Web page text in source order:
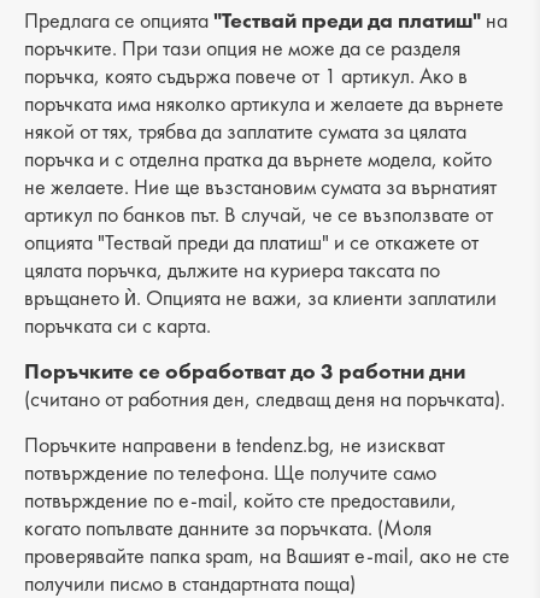
Категория: обувки
Лицев материал: естествена кожа
Хастар: еко кожа
Ходило/Подметка: равна
Вид стелка: естествена кожа
Височина на тока: -
Височина подметка: 2 cm
Височина на платформата : 2 cm
Разстояние от петата до горната част: 6 cm
Обиколка на прасеца: -
Предлага се опцията"Тествай преди да платиш" на
поръчките. При тази опция не може да се разделя
поръчка, която съдържа повече от 1 артикул. Ако в
поръчката има няколко артикула и желаете да върнете
някой от тях, трябва да заплатите сумата за цялата
поръчка и с отделна пратка да върнете модела, който
не желаете. Ние ще възстановим сумата за върнатият
артикул по банков път. В случай, че се възползвате от
опцията "Тествай преди да платиш" и се откажете от
цялата поръчка, дължите на куриера таксата по
връщането ѝ. Опцията не важи, за клиенти заплатили
поръчката си с карта.
Поръчките се обработват до 3 работни дни
(считано от работния ден, следващ деня на поръчката).
Поръчките направени в tendenz.bg, не изискват
потвърждение по телефона. Ще получите само
потвърждение по e-mail, който сте предоставили,
когато попълвате данните за поръчката. (Моля
проверявайте папка spam, на Вашият e-mail, ако не сте
получили писмо в стандартната поща)